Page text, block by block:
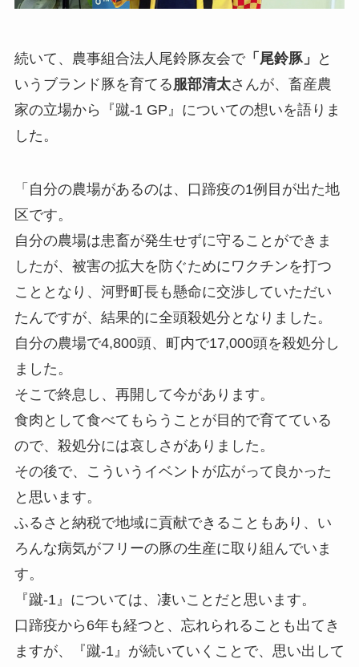
続いて、農事組合法人尾鈴豚友会で「尾鈴豚」
と
いうブランド豚を育てる 服部清太さんが、畜産農
家の立場から『蹴-1 GP』についての想いを語りま
した。
「自分の農場があるのは、口蹄疫の1例目が出た地
区です。
自分の農場は患畜が発生せずに守ることができま
したが、被害の拡大を防ぐためにワクチンを打つ
こととなり、河野町長も懸命に交渉していただい
たんですが、結果的に全頭殺処分となりました。
自分の農場で4,800頭、町内で17,000頭を殺処分し
ました。
そこで終息し、再開して今があります。
食肉として食べてもらうことが目的で育てている
ので、殺処分には哀しさがありました。
その後で、こういうイベントが広がって良かった
と思います。
ふるさと納税で地域に貢献できることもあり、い
ろんな病気がフリーの豚の生産に取り組んでいま
す。
『蹴-1』については、凄いことだと思います。
口蹄疫から6年も経つと、忘れられることも出てき
ますが、『蹴-1』が続いていくことで、思い出して